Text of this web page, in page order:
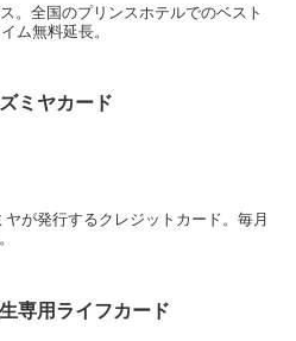
。全国のプリンスホテルでのベスト
ム無料延長。
ミヤカード
が発行するクレジットカード。毎月
専用ライフカード